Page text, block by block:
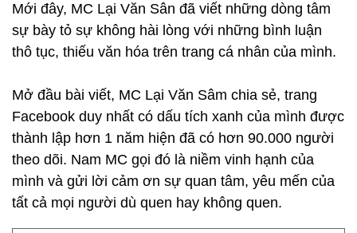
Mới đây, MC Lại Văn Sân đã viết những dòng tâm
sự bày tỏ sự không hài lòng với những bình luận
thô tục, thiếu văn hóa trên trang cá nhân của mình.
Mở đầu bài viết, MC Lại Văn Sâm chia sẻ, trang
Facebook duy nhất có dấu tích xanh của mình được
thành lập hơn 1 năm hiện đã có hơn 90.000 người
theo dõi. Nam MC gọi đó là niềm vinh hạnh của
mình và gửi lời cảm ơn sự quan tâm, yêu mến của
tất cả mọi người dù quen hay không quen.